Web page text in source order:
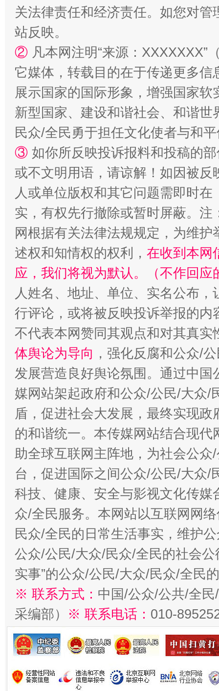
招工难、用工荒背后
关法律责任和经济责任。如您对
站反映。
② 凡本网注明“来源：
它媒体，转载目的在于传递更多
展示国家的国际形象，增强国家
新型国家、建设和谐社会、和谐
民众/全民勇于担任文化使者与和
③ 如你所反映投诉报料和投稿的
或不文明用语，请谅解！如因被
人或单位版权和其它问题需即时在
实，有权先行撤除或暂时屏蔽。
网根据有关法律法规规定，为维
述权和知情权的权利， 在收到本网
应，我们将视为默认。（不作回应
人姓名、地址、单位、实名公布
行评论，或将被反映投诉举报的
不代表本网赞同其观点和对其真实
体舆论为导向 ，强化反腐和公众/
发展营造良好舆论氛围。通过中
媒网站架起政府和公众/公民/大众/
盾，促进社会大发展，最终实现
的和谐统一。本传媒网站结合现
助全球互联网主阵地，为社会公
台，促进国际之间公众/公民/大众/
科技、健康、安全与影视文化传
众/全民服务。本网站以互联网网
民众/全民的日常生活事实，维护
公众/公民/大众/民众/全民的社会公
实事”的公众/公民/大众/民众/全民
※ 联系方式： 中国/公众/公共/全
采编部） ※ 联系电话： 010-